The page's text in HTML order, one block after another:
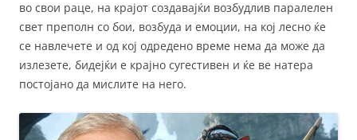
во свои раце, на крајот создавајќи возбудлив паралелен
свет преполн со бои, возбуда и емоции, на кој лесно ќе
се навлечете и од кој одредено време нема да може да
излезете, бидејќи е крајно сугестивен и ќе ве натера
постојано да мислите на него.